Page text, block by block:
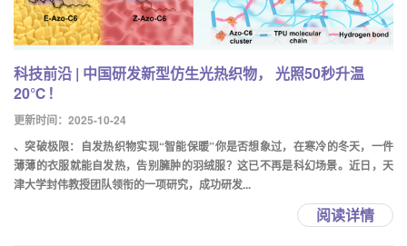
科技前沿 | 中国研发新型仿生光热织物， 光照50秒升温
20℃！
更新时间：2025-10-24
、突破极限：自发热织物实现“智能保暖”你是否想象过，在寒冷的冬天，一件
薄薄的衣服就能自发热，告别臃肿的羽绒服？这已不再是科幻场景。近日，天
津大学封伟教授团队领衔的一项研究，成功研发...
阅读详情